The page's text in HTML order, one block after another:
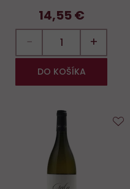
14,55 €
− +
DO KOŠÍKA